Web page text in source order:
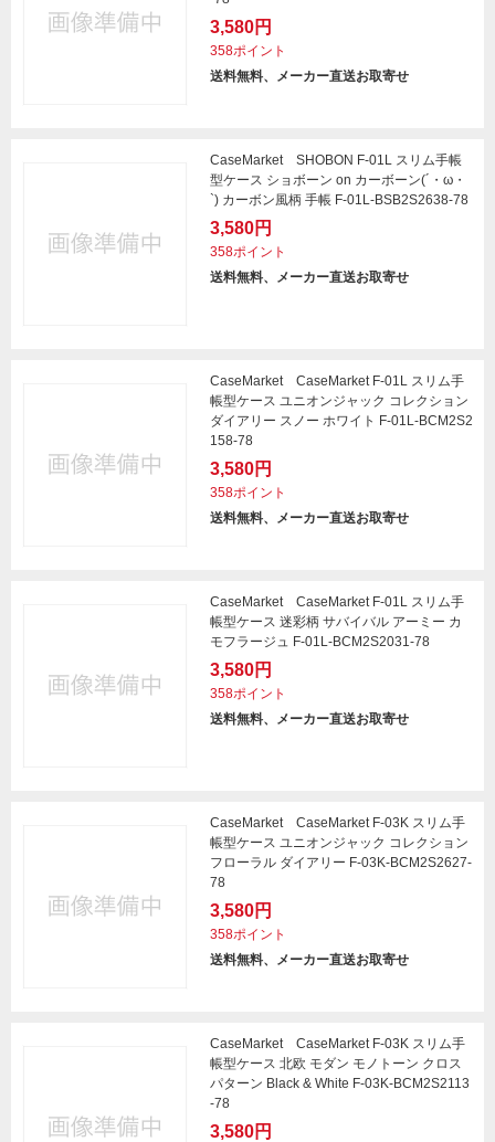
3,580円
358ポイント
送料無料、メーカー直送お取寄せ
CaseMarket SHOBON F-01L スリム手帳
型ケース ショボーン on カーボーン(´・ω・
`) カーボン風柄 手帳 F-01L-BSB2S2638-78
3,580円
358ポイント
送料無料、メーカー直送お取寄せ
CaseMarket CaseMarket F-01L スリム手
帳型ケース ユニオンジャック コレクション
ダイアリー スノー ホワイト F-01L-BCM2S2
158-78
3,580円
358ポイント
送料無料、メーカー直送お取寄せ
CaseMarket CaseMarket F-01L スリム手
帳型ケース 迷彩柄 サバイバル アーミー カ
モフラージュ F-01L-BCM2S2031-78
3,580円
358ポイント
送料無料、メーカー直送お取寄せ
CaseMarket CaseMarket F-03K スリム手
帳型ケース ユニオンジャック コレクション
フローラル ダイアリー F-03K-BCM2S2627-
78
3,580円
358ポイント
送料無料、メーカー直送お取寄せ
CaseMarket CaseMarket F-03K スリム手
帳型ケース 北欧 モダン モノトーン クロス
パターン Black & White F-03K-BCM2S2113
-78
3,580円